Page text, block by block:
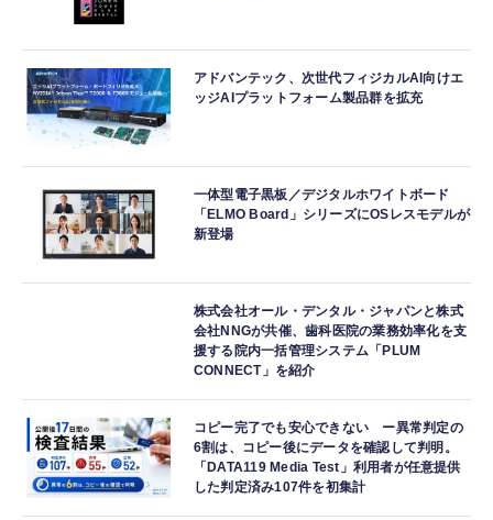
アドバンテック、次世代フィジカルAI向けエ
ッジAIプラットフォーム製品群を拡充
一体型電子黒板／デジタルホワイトボード
「ELMO Board」シリーズにOSレスモデルが
新登場
株式会社オール・デンタル・ジャパンと株式
会社NNGが共催、歯科医院の業務効率化を支
援する院内一括管理システム「PLUM
CONNECT」を紹介
コピー完了でも安心できない ー異常判定の
6割は、コピー後にデータを確認して判明。
「DATA119 Media Test」利用者が任意提供
した判定済み107件を初集計